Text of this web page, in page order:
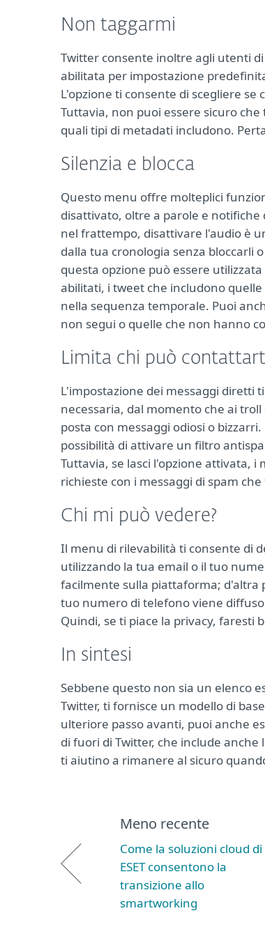
Non taggarmi
Twitter consente inoltre agli utenti
abilitata per impostazione
L'opzione ti consente di scegliere
Tuttavia, non puoi essere sicuro
quali tipi di metadati includono.
Silenzia e blocca
Questo menu offre molteplici
disattivato, oltre a parole e
nel frattempo, disattivare l'audio è
dalla tua cronologia senza bloccarli
questa opzione può essere
abilitati, i tweet che includono
nella sequenza temporale. Puoi
non segui o quelle che non hanno
Limita chi può
L'impostazione dei messaggi diretti
necessaria, dal momento che ai
posta con messaggi odiosi o
possibilità di attivare un filtro
Tuttavia, se lasci l'opzione attivata,
richieste con i messaggi di spam
Chi mi può vedere?
Il menu di rilevabilità ti consente di
utilizzando la tua email o il tuo
facilmente sulla piattaforma; d'altra
tuo numero di telefono viene
Quindi, se ti piace la privacy, faresti
In sintesi
Sebbene questo non sia un elenco
Twitter, ti fornisce un modello di
ulteriore passo avanti, puoi anche
di fuori di Twitter, che include
ti aiutino a rimanere al sicuro
Meno recente
Come la soluzioni cloud di
ESET consentono la
transizione allo
smartworking